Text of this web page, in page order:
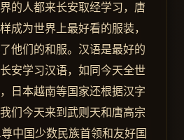
的人都来长安取经学习，唐
成为世界上最好看的服装，
他们的和服。汉语是最好的
安学习汉语，如同今天全世
日本越南等国家还根据汉字
们今天来到武则天和唐高宗
中国少数民族首领和友好国